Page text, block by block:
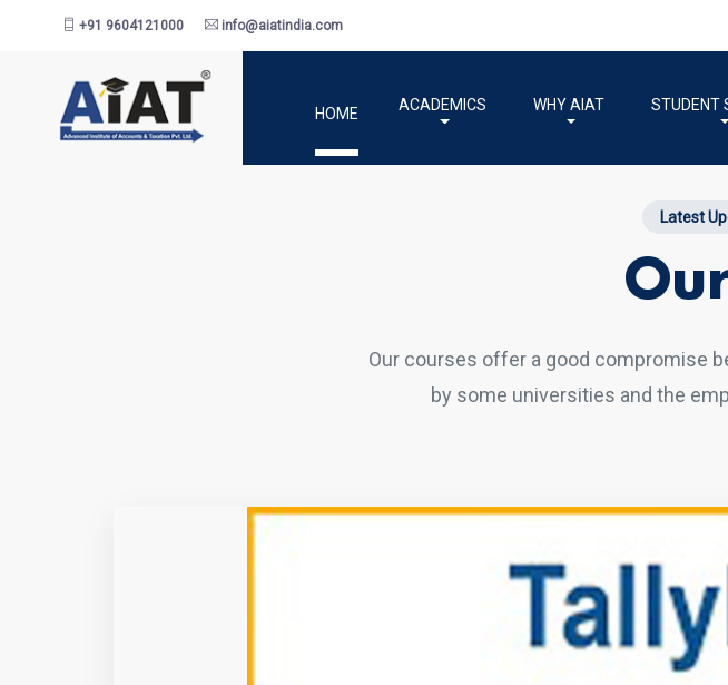
+91 9604121000 info@aiatindia.com
HOME ACADEMICS WHY AIAT STUDENT
Latest
Our courses offer a good compromise
by some universities and the